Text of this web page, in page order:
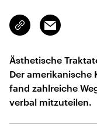
Link
kopieren/teilen
Email
Ästhetische
Der amerikanische
fand zahlreiche
verbal mitzuteilen.